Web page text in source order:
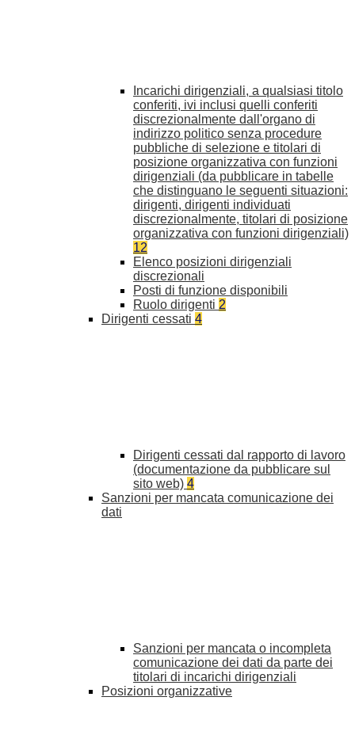
Incarichi dirigenziali, a qualsiasi titolo
conferiti, ivi inclusi quelli conferiti
discrezionalmente dall'organo di
indirizzo politico senza procedure
pubbliche di selezione e titolari di
posizione organizzativa con funzioni
dirigenziali (da pubblicare in tabelle
che distinguano le seguenti situazioni:
dirigenti, dirigenti individuati
discrezionalmente, titolari di posizione
organizzativa con funzioni dirigenziali)
12
Elenco posizioni dirigenziali
discrezionali
Posti di funzione disponibili
Ruolo dirigenti 2
Dirigenti cessati 4
Dirigenti cessati dal rapporto di lavoro
(documentazione da pubblicare sul
sito web) 4
Sanzioni per mancata comunicazione dei
dati
Sanzioni per mancata o incompleta
comunicazione dei dati da parte dei
titolari di incarichi dirigenziali
Posizioni organizzative